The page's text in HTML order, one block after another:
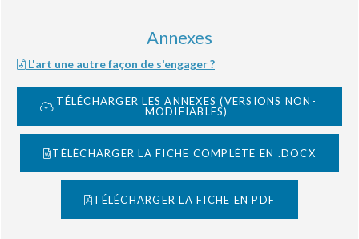
Annexes
L'art une autre façon de s'engager ?
TÉLÉCHARGER LES ANNEXES (VERSIONS NON-
MODIFIABLES)
TÉLÉCHARGER LA FICHE COMPLÈTE EN .DOCX
TÉLÉCHARGER LA FICHE EN PDF